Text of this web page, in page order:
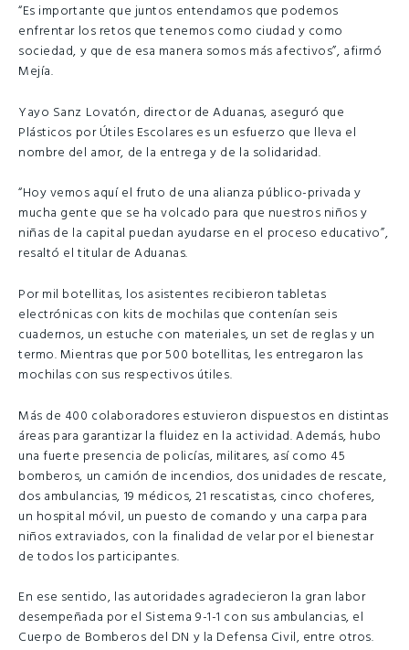
“Es importante que juntos entendamos que podemos
enfrentar los retos que tenemos como ciudad y como
sociedad, y que de esa manera somos más afectivos”, afirmó
Mejía.
Yayo Sanz Lovatón, director de Aduanas, aseguró que
Plásticos por Útiles Escolares es un esfuerzo que lleva el
nombre del amor, de la entrega y de la solidaridad.
“Hoy vemos aquí el fruto de una alianza público-privada y
mucha gente que se ha volcado para que nuestros niños y
niñas de la capital puedan ayudarse en el proceso educativo”,
resaltó el titular de Aduanas.
Por mil botellitas, los asistentes recibieron tabletas
electrónicas con kits de mochilas que contenían seis
cuadernos, un estuche con materiales, un set de reglas y un
termo. Mientras que por 500 botellitas, les entregaron las
mochilas con sus respectivos útiles.
Más de 400 colaboradores estuvieron dispuestos en distintas
áreas para garantizar la fluidez en la actividad. Además, hubo
una fuerte presencia de policías, militares, así como 45
bomberos, un camión de incendios, dos unidades de rescate,
dos ambulancias, 19 médicos, 21 rescatistas, cinco choferes,
un hospital móvil, un puesto de comando y una carpa para
niños extraviados, con la finalidad de velar por el bienestar
de todos los participantes.
En ese sentido, las autoridades agradecieron la gran labor
desempeñada por el Sistema 9-1-1 con sus ambulancias, el
Cuerpo de Bomberos del DN y la Defensa Civil, entre otros.